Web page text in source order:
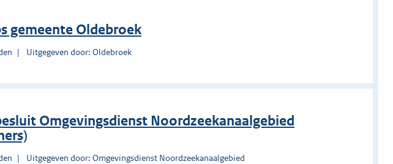
gemeente Oldebroek
Uitgegeven door: Oldebroek
Omgevingsdienst Noordzeekanaalgebied
Uitgegeven door: Omgevingsdienst Noordzeekanaalgebied